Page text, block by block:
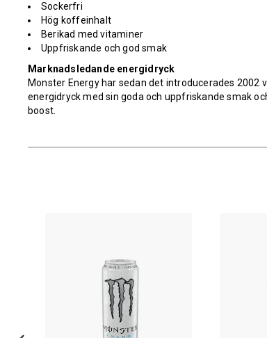
Sockerfri
Hög koffeinhalt
Berikad med vitaminer
Uppfriskande och god smak
Marknadsledande energidryck
Monster Energy har sedan det introducerades 2002
energidryck med sin goda och uppfriskande smak
boost.